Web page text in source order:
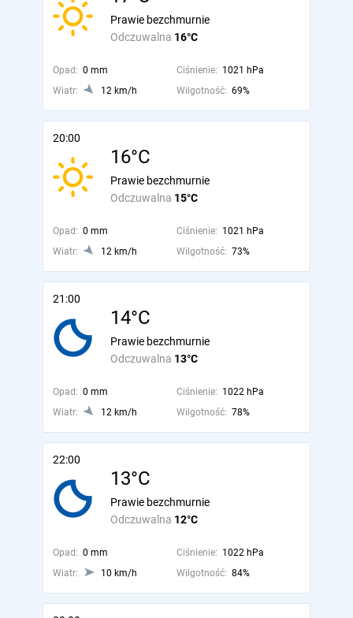
Odczuwalna 16°C
Prawie bezchmurnie
Opad: 0 mm Ciśnienie: 1021 hPa
Wiatr:
12 km/h Wilgotność: 69%
20:00
16°C
Odczuwalna 15°C
Prawie bezchmurnie
Opad: 0 mm Ciśnienie: 1021 hPa
Wiatr:
12 km/h Wilgotność: 73%
21:00
14°C
Odczuwalna 13°C
Prawie bezchmurnie
Opad: 0 mm Ciśnienie: 1022 hPa
Wiatr:
12 km/h Wilgotność: 78%
22:00
13°C
Odczuwalna 12°C
Prawie bezchmurnie
Opad: 0 mm Ciśnienie: 1022 hPa
Wiatr:
10 km/h Wilgotność: 84%